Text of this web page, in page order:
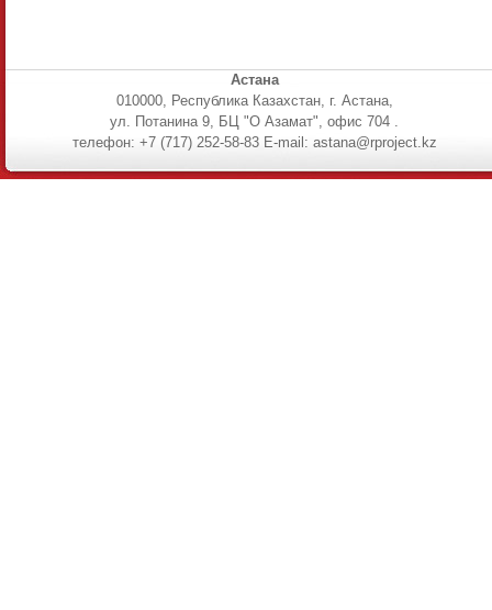
Астана
010000, Республика Казахстан, г. Астана,
ул. Потанина 9, БЦ "О Азамат", офис 704 .
телефон: +7 (717) 252-58-83 E-mail: astana@rproject.kz